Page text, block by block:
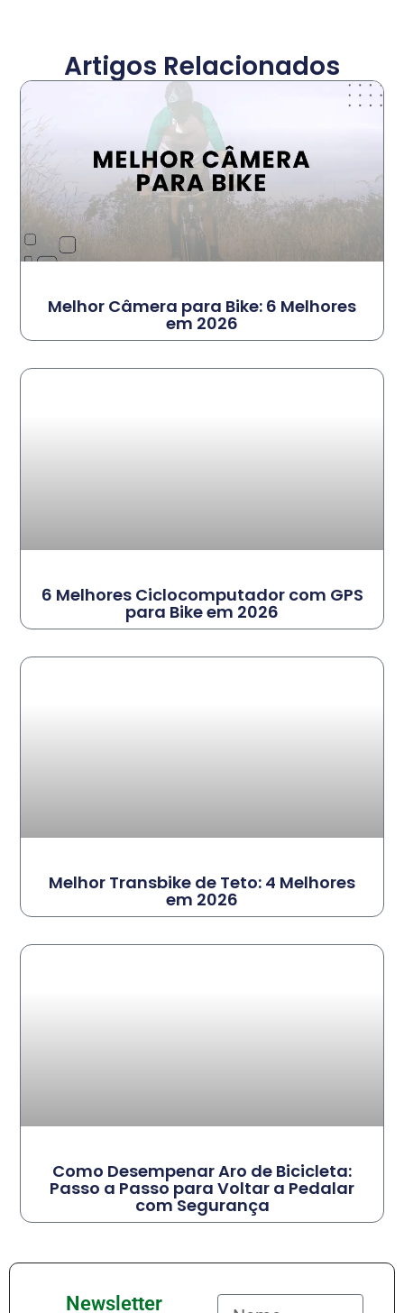
Artigos Relacionados
Melhor Câmera para Bike: 6 Melhores
em 2026
6 Melhores Ciclocomputador com GPS
para Bike em 2026
Melhor Transbike de Teto: 4 Melhores
em 2026
Como Desempenar Aro de Bicicleta:
Passo a Passo para Voltar a Pedalar
com Segurança
Newsletter